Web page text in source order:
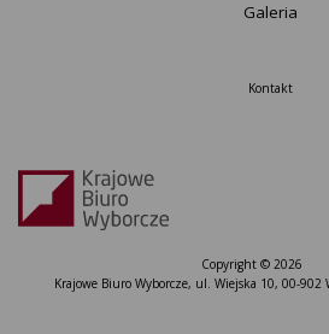
Galeria
Kontakt
Copyright © 2026
Krajowe Biuro Wyborcze, ul. Wiejska 10, 00-